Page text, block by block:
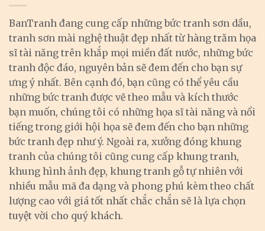
BanTranh đang cung cấp những bức tranh sơn dầu,
tranh sơn mài nghệ thuật đẹp nhất từ hàng trăm họa
sĩ tài năng trên khắp mọi miền đất nước, những bức
tranh độc đáo, nguyên bản sẽ đem đến cho bạn sự
ưng ý nhất. Bên cạnh đó, bạn cũng có thể yêu cầu
những bức tranh được vẽ theo mẫu và kích thước
bạn muốn, chúng tôi có những họa sĩ tài năng và nổi
tiếng trong giới hội họa sẽ đem đến cho bạn những
bức tranh đẹp như ý. Ngoài ra, xưởng đóng khung
tranh của chúng tôi cũng cung cấp khung tranh,
khung hình ảnh đẹp, khung tranh gỗ tự nhiên với
nhiều mẫu mã đa dạng và phong phú kèm theo chất
lượng cao với giá tốt nhất chắc chắn sẽ là lựa chọn
tuyệt vời cho quý khách.